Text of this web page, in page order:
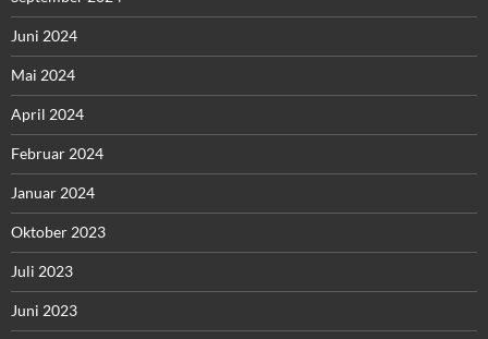
Juni 2024
Mai 2024
April 2024
Februar 2024
Januar 2024
Oktober 2023
Juli 2023
Juni 2023